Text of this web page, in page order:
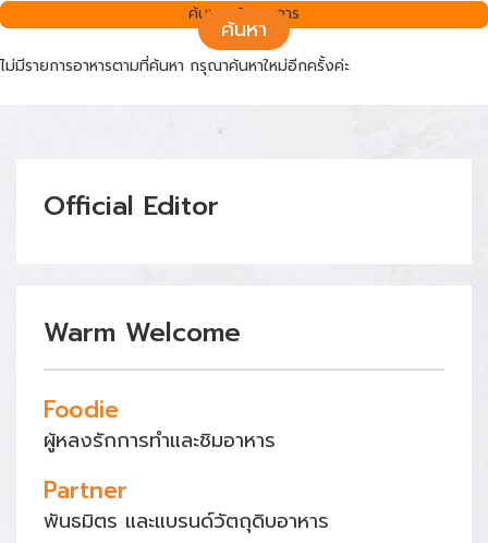
ค้นหา
ไม่มีรายการอาหารตามที่ค้นหา กรุณาค้นหาใหม่อีกครั้งค่ะ
ค้นพบ 0 รายการ
Official Editor
Warm Welcome
Foodie
ผู้หลงรักการทำและชิมอาหาร
Partner
พันธมิตร และแบรนด์วัตถุดิบอาหาร